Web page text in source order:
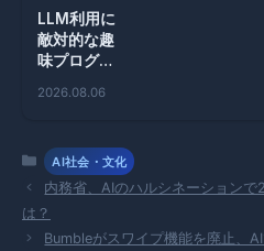
LLM利用に
敵対的な趣
味プログラ
ュニティの
2026.08.06
カ
テ
ゴ
リ
ー
AI社会・文化
内務省、AIのハルシネーション
は？
Bumbleがスワイプ機能を廃止、